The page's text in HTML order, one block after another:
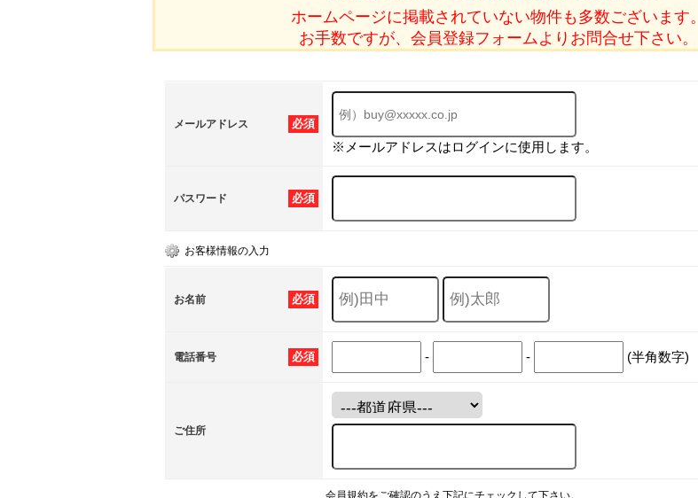
ホームページに掲載されていない物件も多数ございます。
お手数ですが、会員登録フォームよりお問合せ下さい。
必須
メールアドレス
※メールアドレスはログインに使用します。
必須
パスワード
お客様情報の入力
必須
お名前
必須
電話番号 - - (半角数字)
ご住所
会員規約をご確認のうえ下記にチェックして下さい。